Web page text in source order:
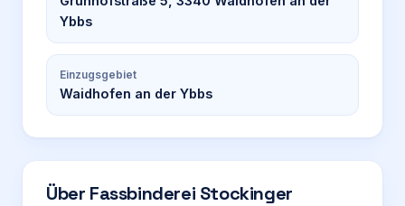
Ybbs
Einzugsgebiet
Waidhofen an der Ybbs
Über Fassbinderei Stockinger